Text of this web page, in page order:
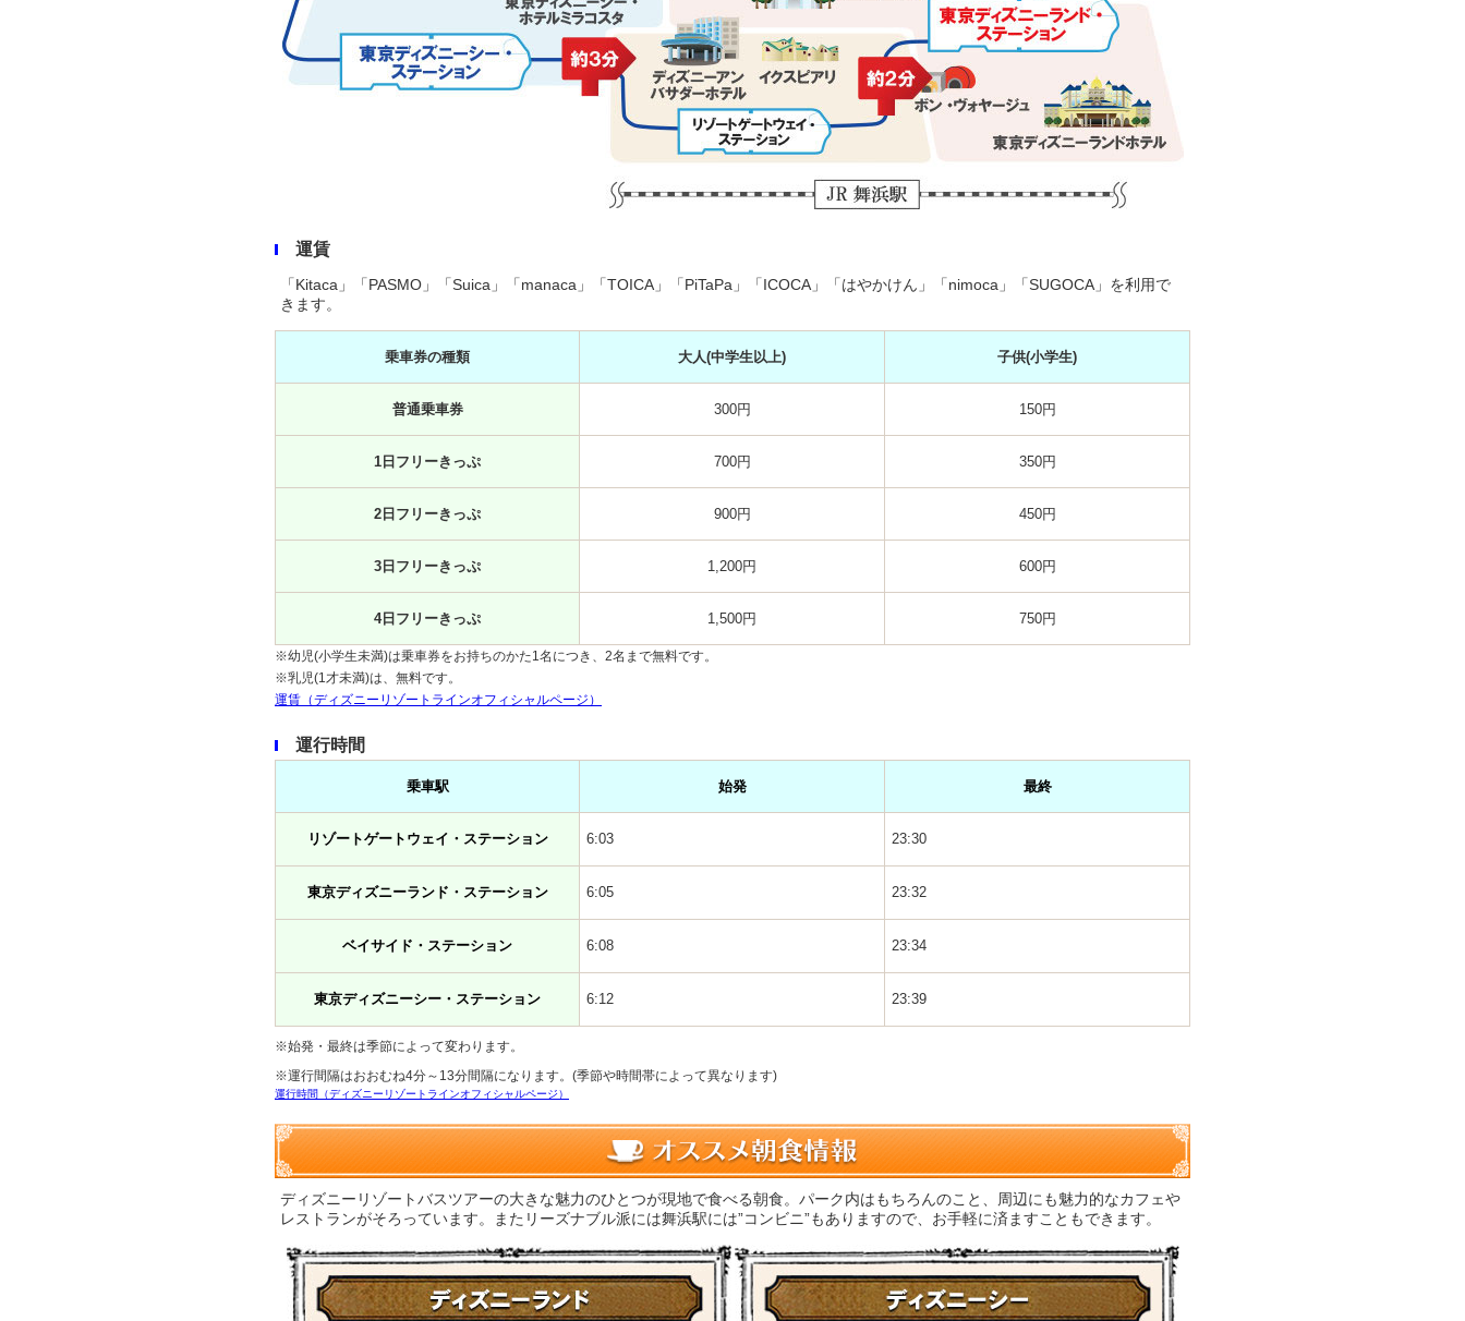
運賃
「Kitaca」「PASMO」「Suica」「manaca」「TOICA」「PiTaPa」「ICOCA」「はやかけん」「nimoca」「SUGOCA」を利用で
きます。
乗車券の種類 大人(中学生以上) 子供(小学生)
普通乗車券 300円 150円
1日フリーきっぷ 700円 350円
2日フリーきっぷ 900円 450円
3日フリーきっぷ 1,200円 600円
4日フリーきっぷ 1,500円 750円
※幼児(小学生未満)は乗車券をお持ちのかた1名につき、2名まで無料です。
※乳児(1才未満)は、無料です。
運賃（ディズニーリゾートラインオフィシャルページ）
運行時間
乗車駅 始発 最終
リゾートゲートウェイ・ステーション 6:03 23:30
東京ディズニーランド・ステーション 6:05 23:32
ベイサイド・ステーション 6:08 23:34
東京ディズニーシー・ステーション 6:12 23:39
※始発・最終は季節によって変わります。
※運行間隔はおおむね4分～13分間隔になります。(季節や時間帯によって異なります)
運行時間（ディズニーリゾートラインオフィシャルページ）
ディズニーリゾートバスツアーの大きな魅力のひとつが現地で食べる朝食。パーク内はもちろんのこと、周辺にも魅力的なカフェや
レストランがそろっています。またリーズナブル派には舞浜駅には”コンビニ”もありますので、お手軽に済ますこともできます。